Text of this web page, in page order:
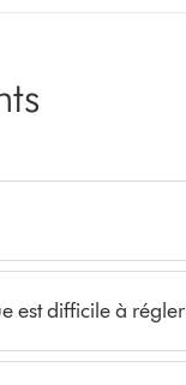
est difficile à régler